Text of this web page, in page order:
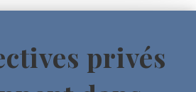
privés